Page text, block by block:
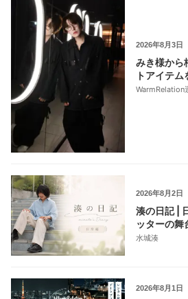
2026年8月3日
みき様から
トアイテ
WarmRelation
2026年8月2日
湊の日記 |
ッターの舞
水城湊
2026年8月1日